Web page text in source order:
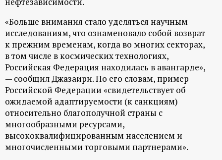
л
«Больше внимания стало уделяться научным
исследованиям, что ознаменовало собой возврат
к прежним временам, когда во многих секторах,
в том числе в космических технологиях,
Российская Федерация находилась в авангарде»,
— сообщил Джазаири. По его словам, пример
Российской Федерации «свидетельствует об
ожидаемой адаптируемости (к санкциям)
относительно благополучной страны с
многообразными ресурсами,
высококвалифицированным населением и
многочисленными торговыми партнерами».